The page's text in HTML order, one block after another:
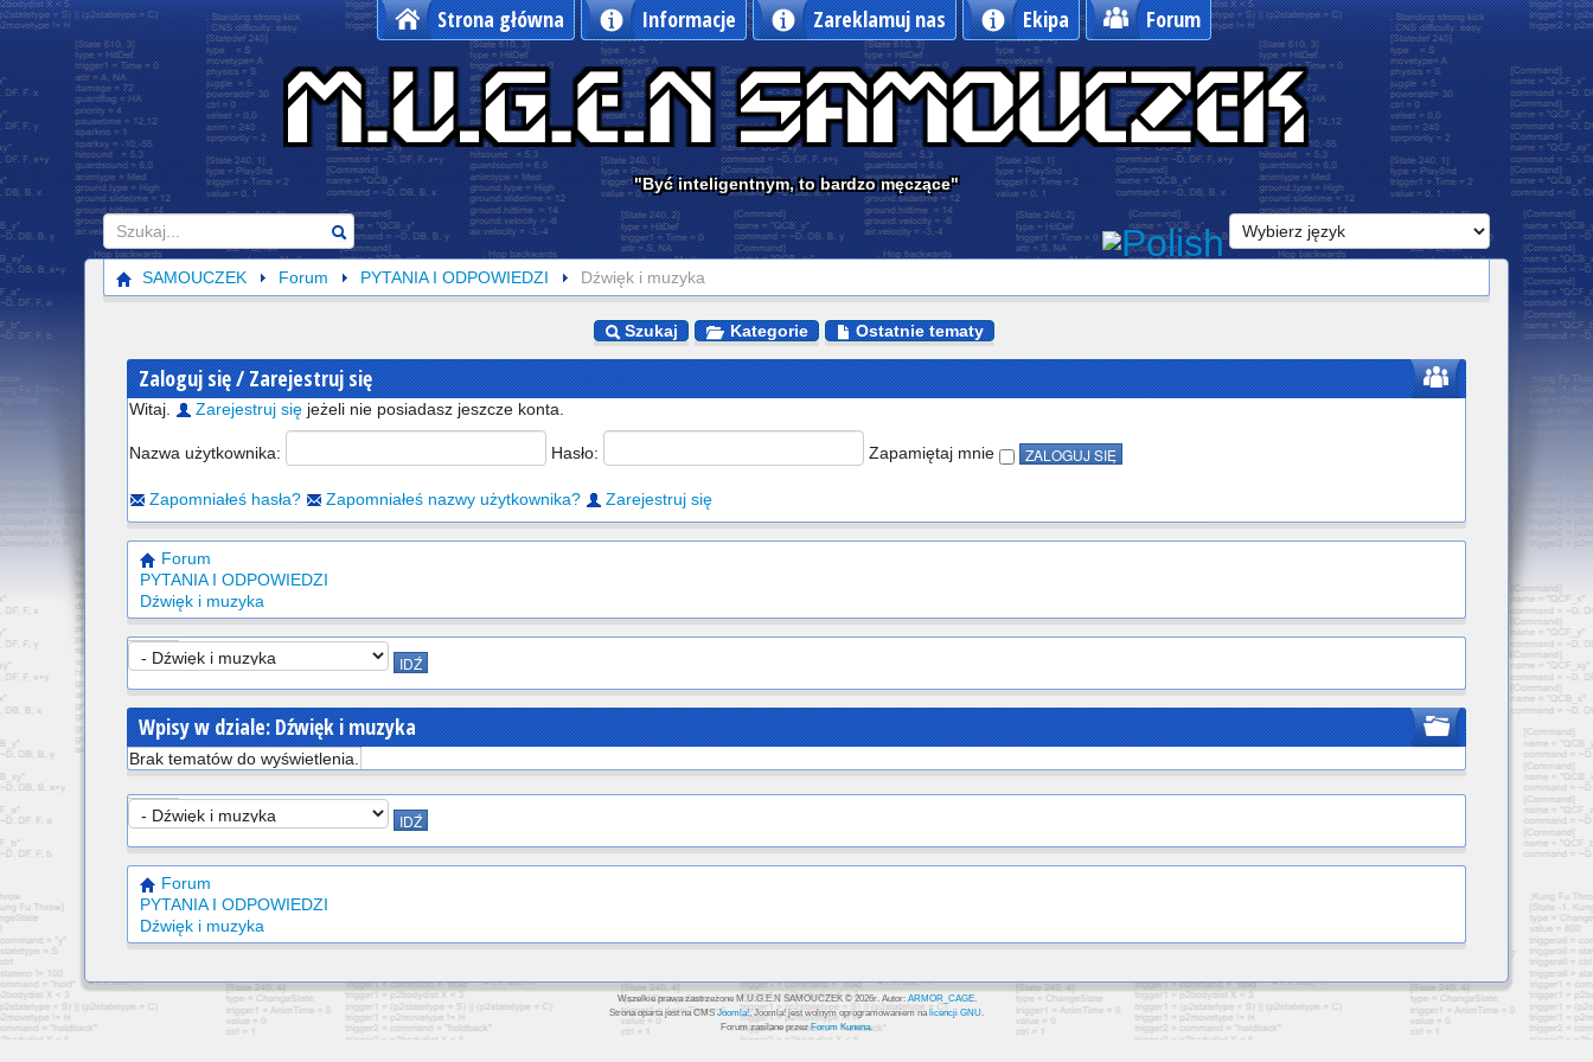
Strona główna Informacje Zareklamuj nas Ekipa Forum
"Być inteligentnym, to bardzo męczące"
Szukaj
SAMOUCZEK Forum PYTANIA I ODPOWIEDZI Dźwięk i muzyka
Szukaj Kategorie Ostatnie tematy
Zaloguj się / Zarejestruj się
Witaj. Zarejestruj się jeżeli nie posiadasz jeszcze konta.
Nazwa użytkownika: Hasło: Zapamiętaj mnie
Zapomniałeś hasła? Zapomniałeś nazwy użytkownika? Zarejestruj się
Forum
PYTANIA I ODPOWIEDZI
Dźwięk i muzyka
Wpisy w dziale: Dźwięk i muzyka
Brak tematów do wyświetlenia.
Forum
PYTANIA I ODPOWIEDZI
Dźwięk i muzyka
Wszelkie prawa zastrzeżone M.U.G.E.N SAMOUCZEK © 2026r. Autor: ARMOR_CAGE.
Strona oparta jest na CMSJoomla!, Joomla! jest wolnym oprogramowaniem na licencji GNU.
Forum zasilane przez Forum Kunena.